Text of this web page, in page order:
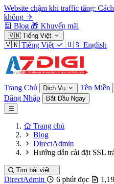
Website chậm khi traffic tăng:
không
Blog 🎁 Khuyến mãi
🇻🇳 Tiếng Việt
🇻🇳 Tiếng Việt 🇺🇸 English
Trang Chủ Dịch Vụ Tên Miền
Đăng Nhập Bắt Đầu Ngay
Trang chủ
Blog
DirectAdmin
Hướng dẫn cài đặt SSL
Tìm bài viết...
DirectAdmin 6 phút đọc